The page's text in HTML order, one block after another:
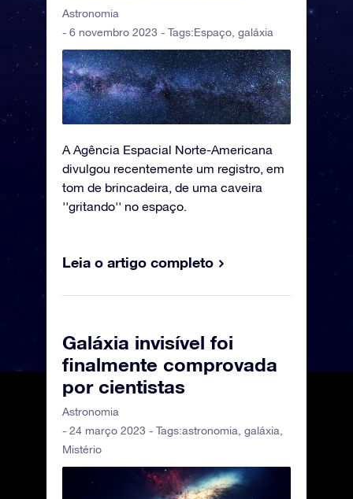
Astronomia
- 6 novembro 2023 - Tags:Espaço galáxia
A Agência Espacial Norte-Americana
divulgou recentemente um registro, em
tom de brincadeira, de uma caveira
''gritando'' no espaço.
Leia o artigo completo
Galáxia invisível foi
finalmente comprovada
por cientistas
Astronomia
- 24 março 2023 - Tags:astronomia, galáxia,
Mistério